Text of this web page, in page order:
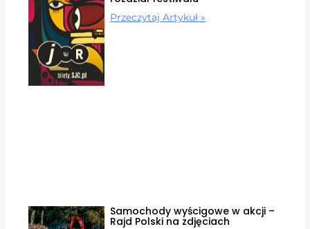
Przeczytaj Artykuł »
Samochody wyścigowe w akcji –
Rajd Polski na zdjęciach